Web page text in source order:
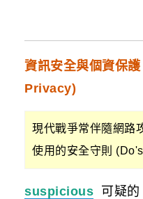
資訊安全與個資保護
Privacy)
現代戰爭常伴隨網路
使用的安全守則
suspicious 可疑的